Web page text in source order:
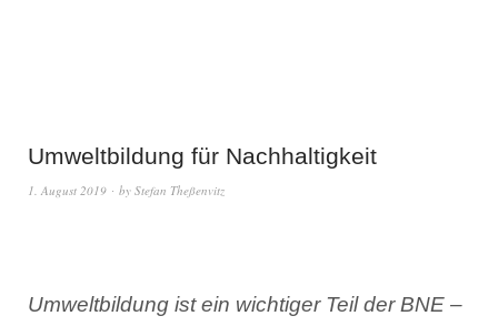
Umweltbildung für Nachhaltigkeit
1. August 2019 by Stefan Theßenvitz
Umweltbildung ist ein wichtiger Teil der BNE –